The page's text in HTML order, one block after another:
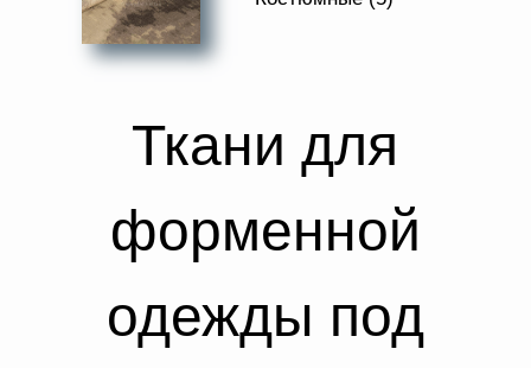
Условия работы
Доверенность на
получение груза
Документы по работе с
Письмо руководителю
Вопросы и ответы
Ткани для
форменной
одежды под